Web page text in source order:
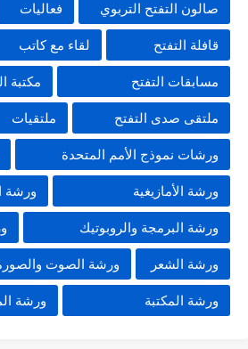
صالون التفتح التربوي فعاليات
قافلة التفتح لقاء مع كاتب
مسابقات التفتح مكتبة
ملتقى صدى التفتح ملتقيات
ورشات نموذج الأمم المتحدة
ورشة الأمازيغية ورشة
ورشة البرمجة والروبوتيك
ورشة الشعر ورشة الصوت
ورشة المكتبة ورشة